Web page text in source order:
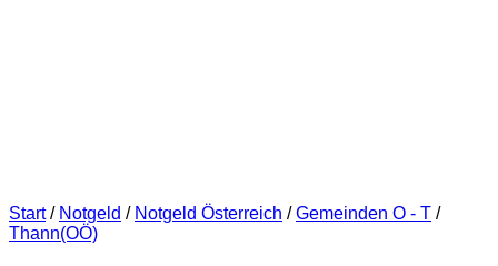
Start / Notgeld / Notgeld Österreich / Gemeinden O - T /
Thann(OÖ)